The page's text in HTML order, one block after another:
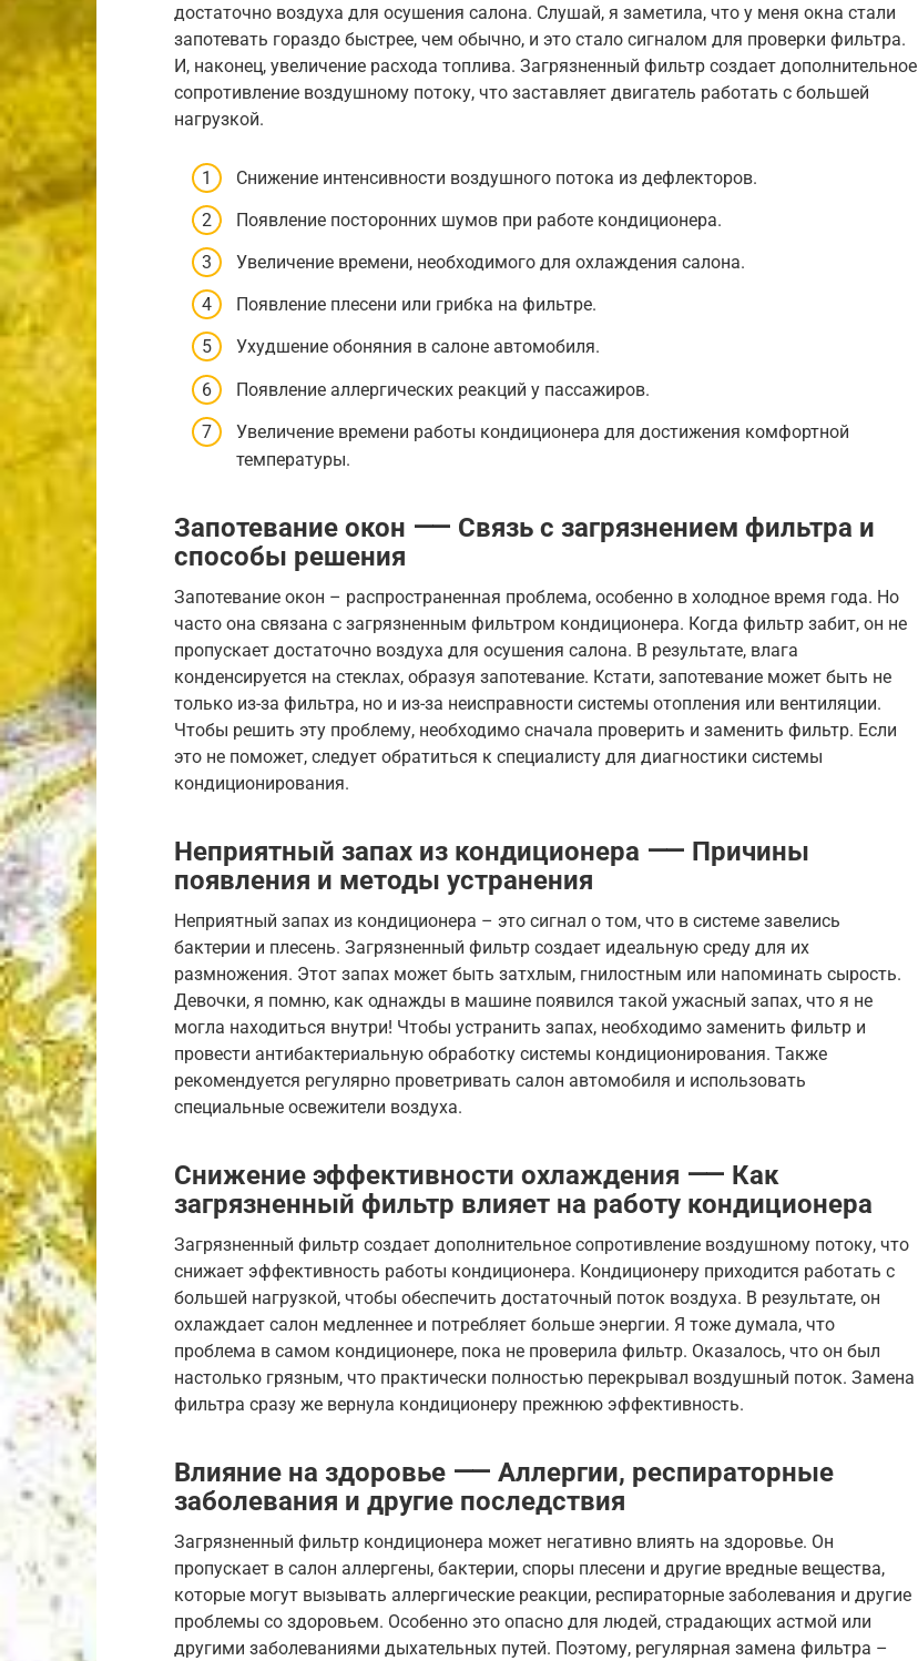
достаточно воздуха для осушения салона. Слушай, я заметила, что у меня окна стали
запотевать гораздо быстрее, чем обычно, и это стало сигналом для проверки фильтра.
И, наконец, увеличение расхода топлива. Загрязненный фильтр создает дополнительное
сопротивление воздушному потоку, что заставляет двигатель работать с большей
нагрузкой.
Снижение интенсивности воздушного потока из дефлекторов.
Появление посторонних шумов при работе кондиционера.
Увеличение времени, необходимого для охлаждения салона.
Появление плесени или грибка на фильтре.
Ухудшение обоняния в салоне автомобиля.
Появление аллергических реакций у пассажиров.
Увеличение времени работы кондиционера для достижения комфортной
температуры.
Запотевание окон ⸺ Связь с загрязнением фильтра и
способы решения
Запотевание окон – распространенная проблема, особенно в холодное время года. Но
часто она связана с загрязненным фильтром кондиционера. Когда фильтр забит, он не
пропускает достаточно воздуха для осушения салона. В результате, влага
конденсируется на стеклах, образуя запотевание. Кстати, запотевание может быть не
только из-за фильтра, но и из-за неисправности системы отопления или вентиляции.
Чтобы решить эту проблему, необходимо сначала проверить и заменить фильтр. Если
это не поможет, следует обратиться к специалисту для диагностики системы
кондиционирования.
Неприятный запах из кондиционера ⸺ Причины
появления и методы устранения
Неприятный запах из кондиционера – это сигнал о том, что в системе завелись
бактерии и плесень. Загрязненный фильтр создает идеальную среду для их
размножения. Этот запах может быть затхлым, гнилостным или напоминать сырость.
Девочки, я помню, как однажды в машине появился такой ужасный запах, что я не
могла находиться внутри! Чтобы устранить запах, необходимо заменить фильтр и
провести антибактериальную обработку системы кондиционирования. Также
рекомендуется регулярно проветривать салон автомобиля и использовать
специальные освежители воздуха.
Снижение эффективности охлаждения ⸺ Как
загрязненный фильтр влияет на работу кондиционера
Загрязненный фильтр создает дополнительное сопротивление воздушному потоку, что
снижает эффективность работы кондиционера. Кондиционеру приходится работать с
большей нагрузкой, чтобы обеспечить достаточный поток воздуха. В результате, он
охлаждает салон медленнее и потребляет больше энергии. Я тоже думала, что
проблема в самом кондиционере, пока не проверила фильтр. Оказалось, что он был
настолько грязным, что практически полностью перекрывал воздушный поток. Замена
фильтра сразу же вернула кондиционеру прежнюю эффективность.
Влияние на здоровье ⸺ Аллергии, респираторные
заболевания и другие последствия
Загрязненный фильтр кондиционера может негативно влиять на здоровье. Он
пропускает в салон аллергены, бактерии, споры плесени и другие вредные вещества,
которые могут вызывать аллергические реакции, респираторные заболевания и другие
проблемы со здоровьем. Особенно это опасно для людей, страдающих астмой или
другими заболеваниями дыхательных путей. Поэтому, регулярная замена фильтра –